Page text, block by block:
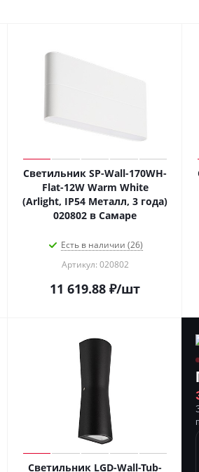
Светильник SP-Wall-170WH-
Flat-12W Warm White
(Arlight, IP54 Металл, 3 года)
020802 в Самаре
Есть в наличии (26)
Артикул: 020802
11 619.88 ₽/шт
Светильник LGD-Wall-Tub-